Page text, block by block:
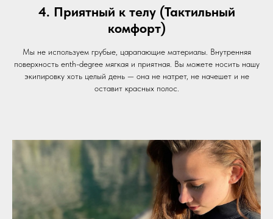
4. Приятный к телу (Тактильный
комфорт)
Мы не используем грубые, царапающие материалы. Внутренняя
поверхность enth-degree мягкая и приятная. Вы можете носить нашу
экипировку хоть целый день — она не натрет, не начешет и не
оставит красных полос.